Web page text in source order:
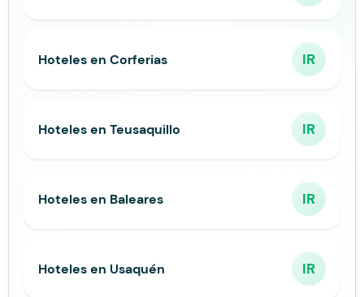
Hoteles en Corferias IR
Hoteles en Teusaquillo IR
Hoteles en Baleares IR
Hoteles en Usaquén IR